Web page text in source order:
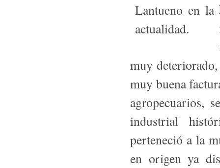
muy
muy buena
agropecuarios,
industrial
perteneció a la
en origen ya